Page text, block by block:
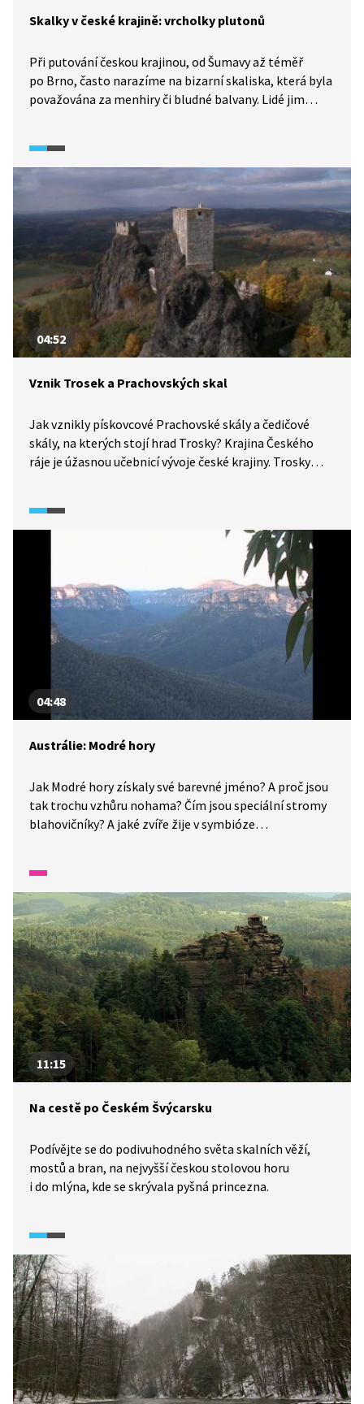
Skalky v české krajině: vrcholky plutonů
Při putování českou krajinou, od Šumavy až téměř
po Brno, často narazíme na bizarní skaliska, která byla
považována za menhiry či bludné balvany. Lidé jim
magmatického původu, plutonů. Ty jsou roztroušené
všude po naší krajině. Například středočeský pluton
měří na délku 140 km, na šířku 30 km a tvoří jej žuly
v mnoha podobách. Dozvíme se i to, co mají Kadovské
viklany společného se sochami Moai na Velikonočním
ostrově.
04:52
Vznik Trosek a Prachovských skal
Jak vznikly pískovcové Prachovské skály a čedičové
skály, na kterých stojí hrad Trosky? Krajina Českého
ráje je úžasnou učebnicí vývoje české krajiny. Trosky
v pískovcových usazeninách dávného moře. Ze stejných
mořských sedimentů byly později vypreparovány
04:48
Austrálie: Modré hory
Jak Modré hory získaly své barevné jméno? A proč jsou
tak trochu vzhůru nohama? Čím jsou speciální stromy
blahovičníky? A jaké zvíře žije v symbióze
11:15
Na cestě po Českém Švýcarsku
Podívějte se do podivuhodného světa skalních věží,
mostů a bran, na nejvyšší českou stolovou horu
i do mlýna, kde se skrývala pyšná princezna.